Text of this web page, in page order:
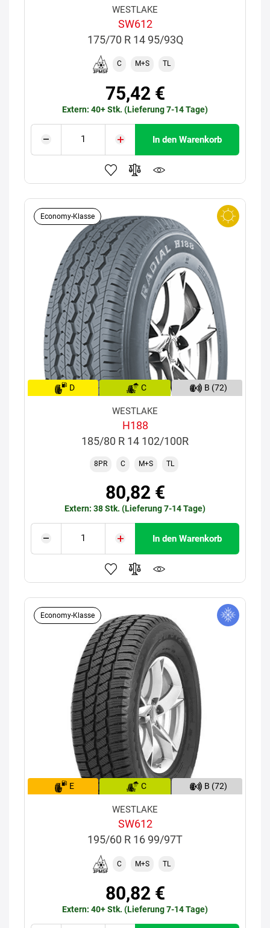
WESTLAKE
SW612
175/70 R 14 95/93Q
C M+S TL
75,42 €
Extern: 40+ Stk. (Lieferung 7-14 Tage)
In den Warenkorb
Economy-Klasse
D C B (72)
WESTLAKE
H188
185/80 R 14 102/100R
8PR C M+S TL
80,82 €
Extern: 38 Stk. (Lieferung 7-14 Tage)
In den Warenkorb
Economy-Klasse
E C B (72)
WESTLAKE
SW612
195/60 R 16 99/97T
C M+S TL
80,82 €
Extern: 40+ Stk. (Lieferung 7-14 Tage)